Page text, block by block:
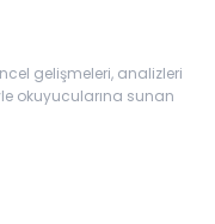
gelişmeleri, analizleri
okuyucularına sunan